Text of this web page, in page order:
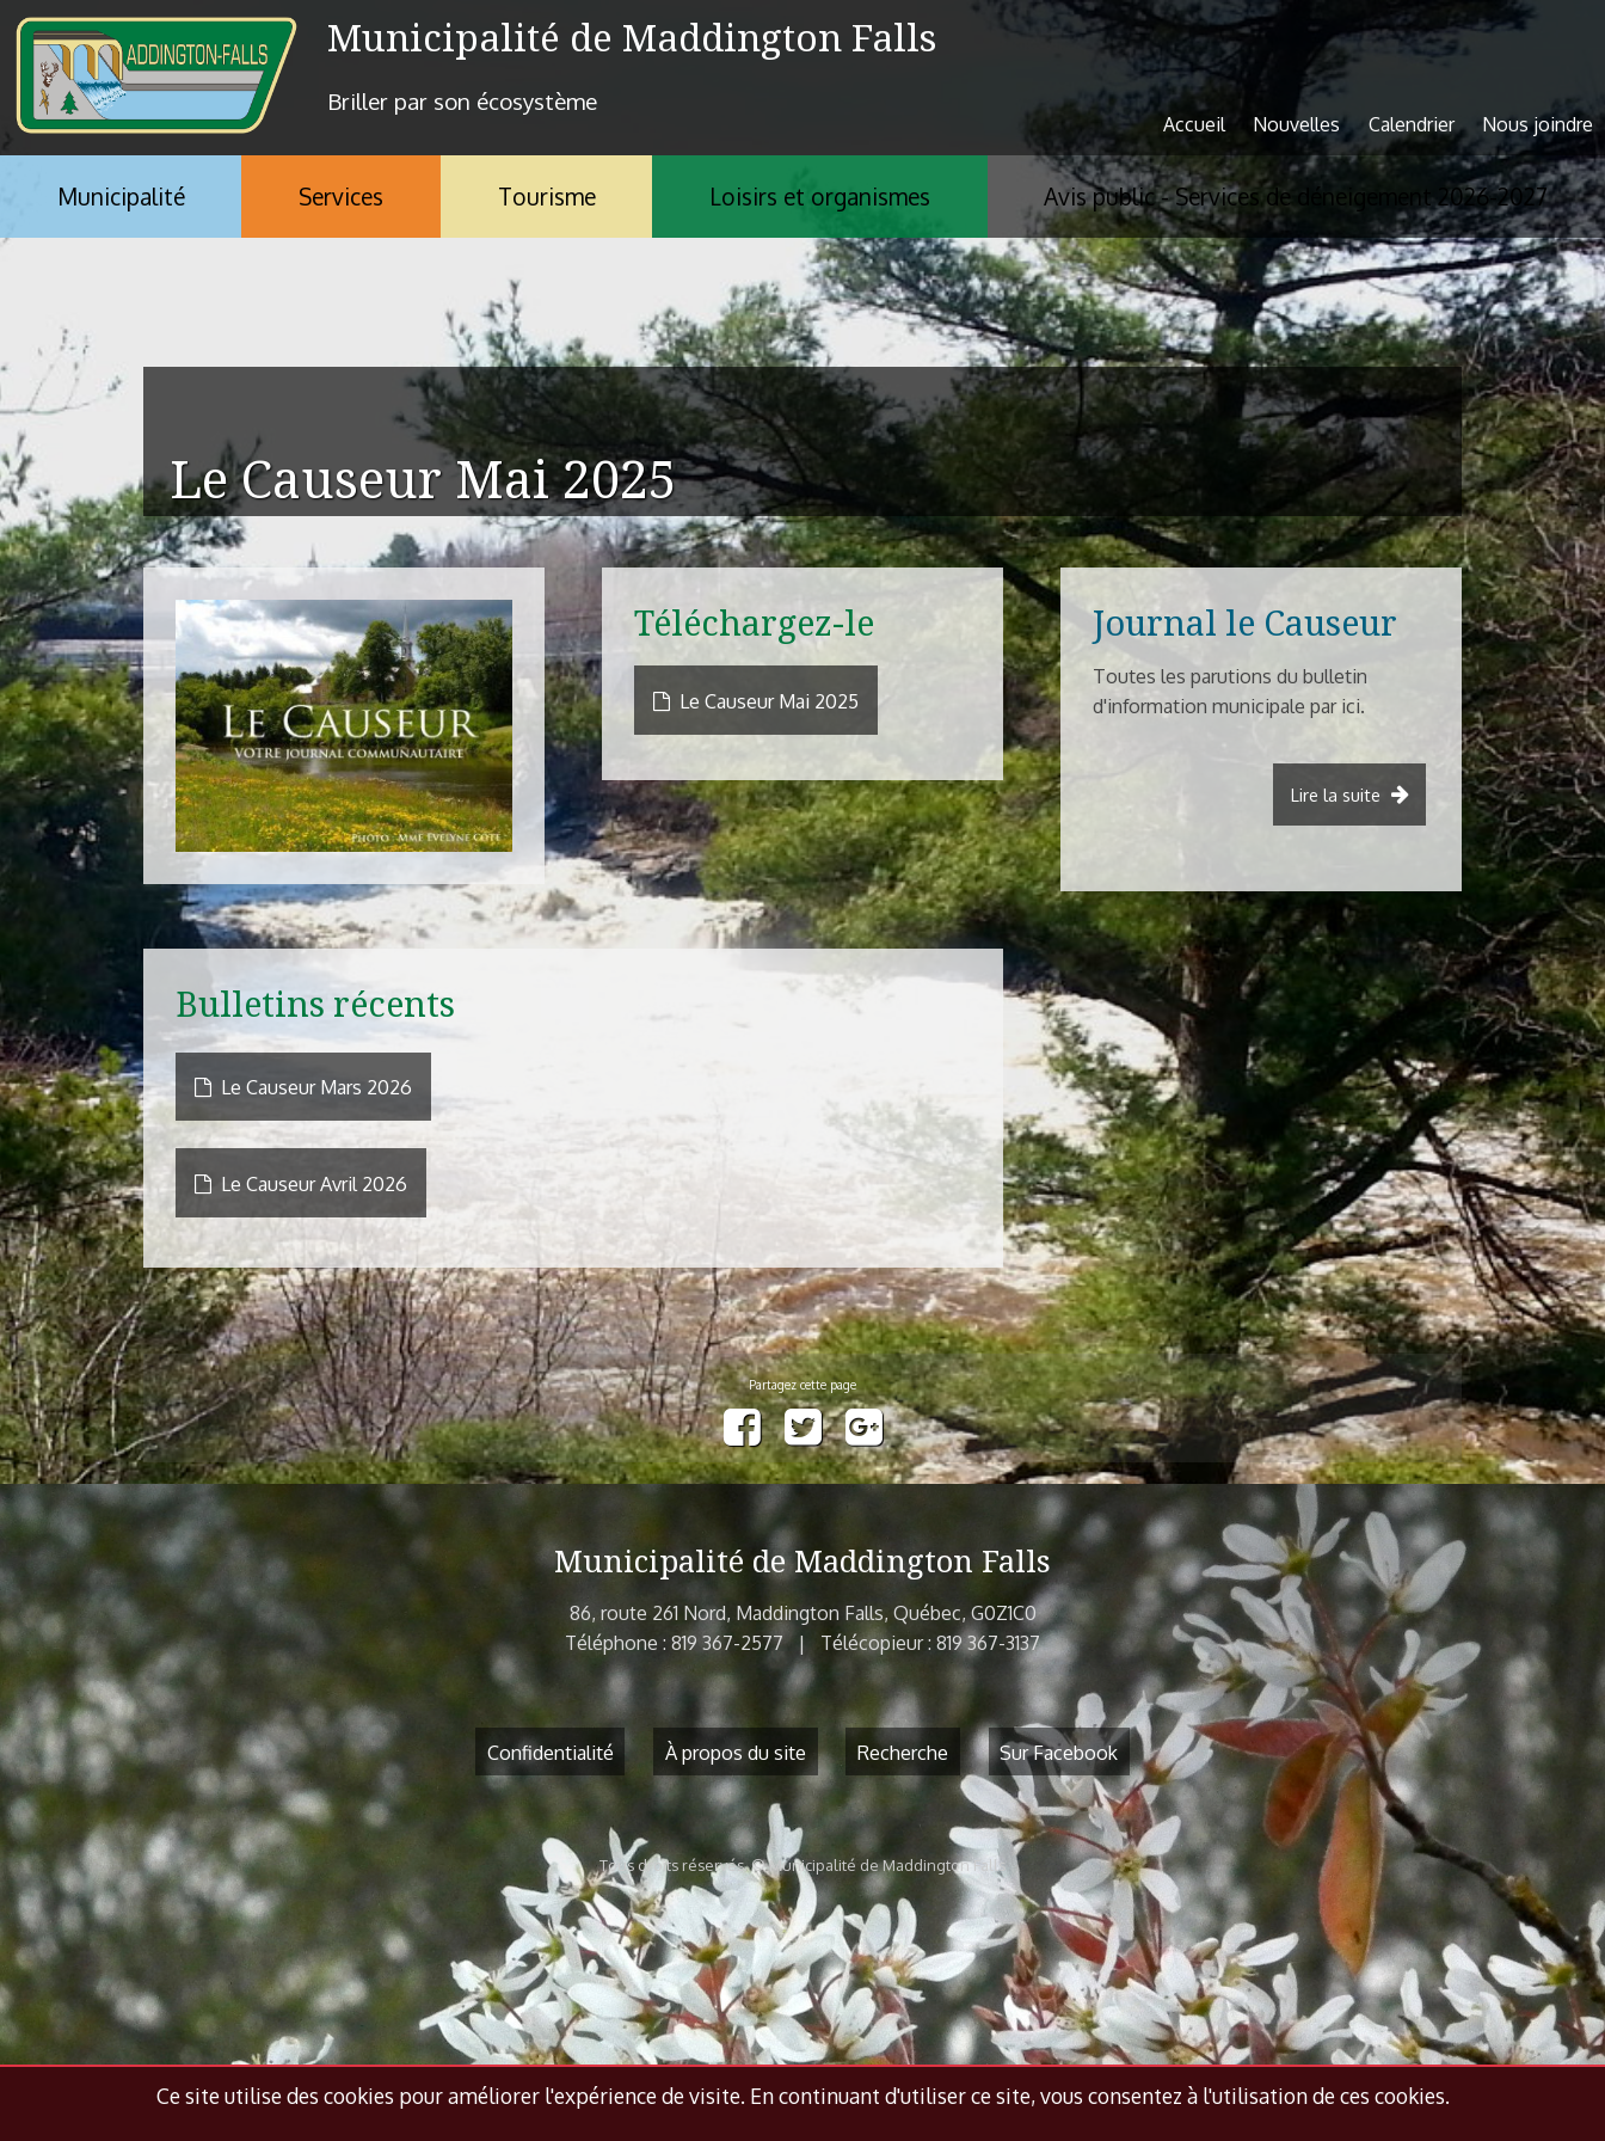
Aller au contenu principal
Ce site utilise des cookies pour améliorer l'expérience de visite. En continuant d'utiliser ce site, vous consentez à l'utilisation de ces cookies.
Municipalité de Maddington Falls
Briller par son écosystème
Accueil Nouvelles Calendrier Nous joindre
Municipalité Services Tourisme Loisirs et organismes Avis public - Services de déneigement 2026-2027
Le Causeur Mai 2025
Téléchargez-le
Le Causeur Mai 2025
Bulletins récents
Le Causeur Mars 2026
Le Causeur Avril 2026
Journal le Causeur
Toutes les parutions du bulletin
d'information municipale par ici.
Lire la suite de
Municipalité de Maddington Falls
86, route 261 Nord, Maddington Falls, Québec, G0Z1C0
Téléphone : 819 367-2577 | Télécopieur : 819 367-3137
Confidentialité À propos du site Recherche Sur Facebook
Tous droits réservés. © Municipalité de Maddington Falls